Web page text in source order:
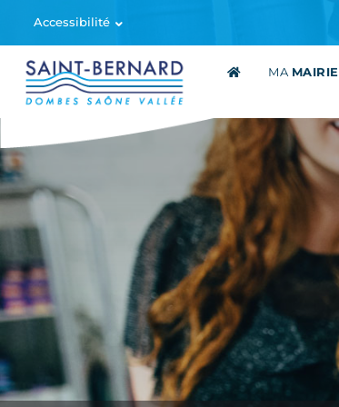
Accessibilité
MA MAIRIE